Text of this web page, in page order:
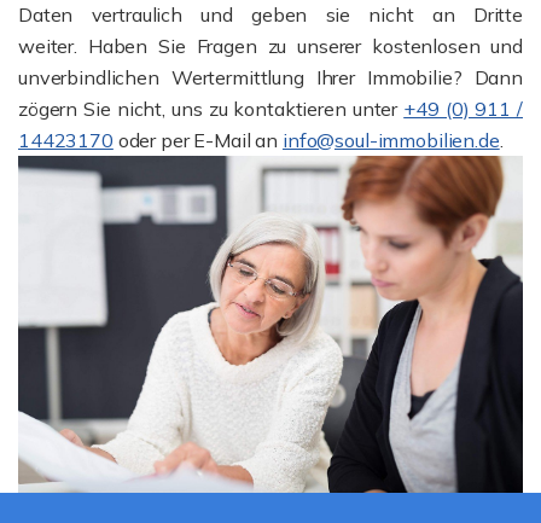
Daten vertraulich und geben sie nicht an Dritte
weiter. Haben Sie Fragen zu unserer kostenlosen und
unverbindlichen Wertermittlung Ihrer Immobilie? Dann
zögern Sie nicht, uns zu kontaktieren unter +49 (0) 911 /
14423170 oder per E-Mail an info@soul-immobilien.de